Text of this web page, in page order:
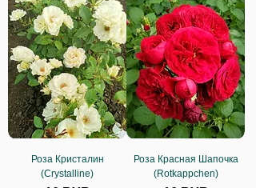
Роза Кристалин
(Crystalline)
Роза Красная Шапочка
(Rotkappchen)